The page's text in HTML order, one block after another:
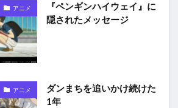
アニメ
『ペンギンハイウェイ』に
隠されたメッセージ
アニメ
ダンまちを追いかけ続けた
1年